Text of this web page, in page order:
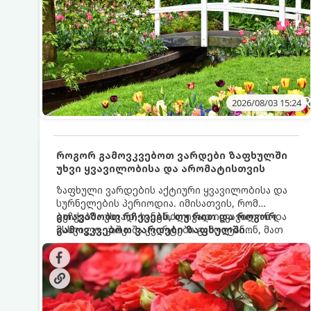
2026/08/03 15:24
როგორ გამოვკვებოთ ვარდები ზაფხულში
უხვი ყვავილობისა და არომატისთვის
ზაფხული ვარდების აქტიური ყვავილობისა და
სურნელების პერიოდია. იმისათვის, რომ
ბუჩქებმა უხვად, ხანგრძლივად იყვავილონ და
მსხვილი, კაშკაშა კვირტები გამოიტანონ, მათ
რეგულარული და სწორი გამოკვება
სჭირდებათ. ზაფხულის პერიოდში მცენარის
მოთხოვნილებები იცვლება, ამიტომ
მნიშვნელოვანია ვიცოდეთ, რომელი სასუქები
გამოიყენება ამ დროს.
გთავაზობთ რჩევებს, თუ რით და როგორ
გამოვკვებოთ ვარდები ზაფხულში
საუკეთესო შედეგის მისაღწევად: